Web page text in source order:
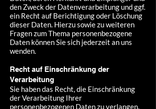
den Zweck der Datenverarbeitung und ggf.
ein Recht auf Berichtigung oder Löschung
dieser Daten. Hierzu sowie zu weiteren
Fragen zum Thema personenbezogene
Daten können Sie sich jederzeit an uns
wenden.
Recht auf Einschränkung der
Verarbeitung
Sie haben das Recht, die Einschränkung
der Verarbeitung Ihrer
personenbezogenen Daten zu verlangen.